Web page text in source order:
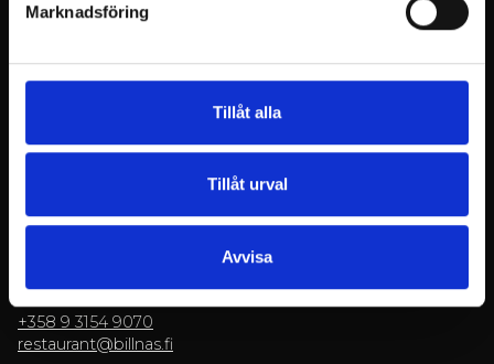
Marknadsföring
Tillåt alla
Tillåt urval
Avvisa
Ruukintie 8
10330 Billnäs
+358 9 3154 9060
Restaurang
+358 9 3154 9070
restaurant@billnas.fi